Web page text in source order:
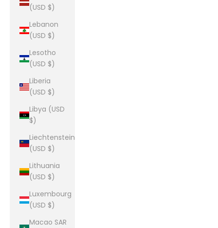
(USD $)
Lebanon
(USD $)
Lesotho
(USD $)
Liberia
(USD $)
Libya (USD
$)
Liechtenstein
(USD $)
Lithuania
(USD $)
Luxembourg
(USD $)
Macao SAR